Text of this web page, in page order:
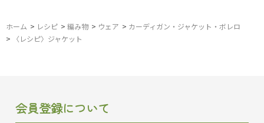
ホーム > レシピ > 編み物 > ウェア > カーディガン・ジャケット・ボレロ
>
〈レシピ〉ジャケット
会員登録について